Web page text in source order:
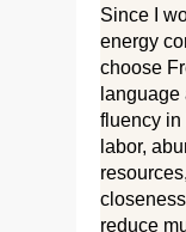
Since I
energy
choose
fluency in
labor,
reduce